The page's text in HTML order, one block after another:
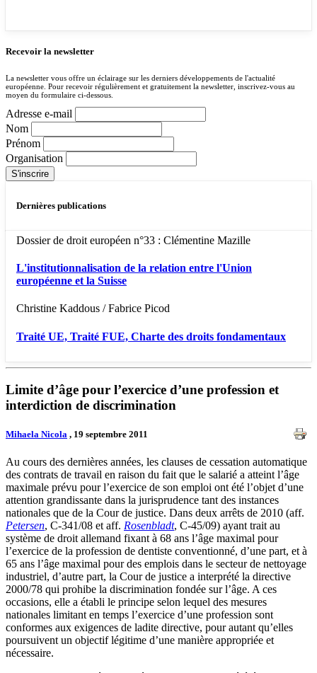
Recevoir la newsletter
La newsletter vous offre un éclairage sur les derniers développements de l'actualité
européenne. Pour recevoir régulièrement et gratuitement la newsletter, inscrivez-vous au
moyen du formulaire ci-dessous.
Adresse e-mail
Nom
Prénom
Organisation
Dernières publications
Dossier de droit européen n°33 : Clémentine Mazille
L'institutionnalisation de la relation entre l'Union
européenne et la Suisse
Christine Kaddous / Fabrice Picod
Traité UE, Traité FUE, Charte des droits fondamentaux
Limite d’âge pour l’exercice d’une profession et
interdiction de discrimination
Mihaela Nicola , 19 septembre 2011
Au cours des dernières années, les clauses de cessation automatique
des contrats de travail en raison du fait que le salarié a atteint l’âge
maximale prévu pour l’exercice de son emploi ont été l’objet d’une
attention grandissante dans la jurisprudence tant des instances
nationales que de la Cour de justice. Dans deux arrêts de 2010 (aff.
Petersen, C-341/08 et aff. Rosenbladt, C-45/09) ayant trait au
système de droit allemand fixant à 68 ans l’âge maximal pour
l’exercice de la profession de dentiste conventionné, d’une part, et à
65 ans l’âge maximal pour des emplois dans le secteur de nettoyage
industriel, d’autre part, la Cour de justice a interprété la directive
2000/78 qui prohibe la discrimination fondée sur l’âge. A ces
occasions, elle a établi le principe selon lequel des mesures
nationales limitant en temps l’exercice d’une profession sont
conformes aux exigences de ladite directive, pour autant qu’elles
poursuivent un objectif légitime d’une manière appropriée et
nécessaire.